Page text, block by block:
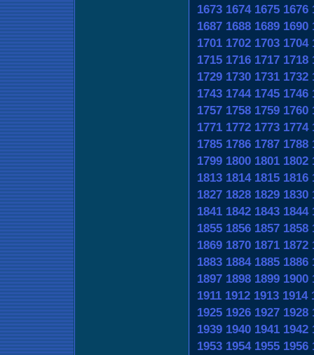
1673 1674 1675 1676
1687 1688 1689 1690
1701 1702 1703 1704
1715 1716 1717 1718
1729 1730 1731 1732
1743 1744 1745 1746
1757 1758 1759 1760
1771 1772 1773 1774
1785 1786 1787 1788
1799 1800 1801 1802
1813 1814 1815 1816
1827 1828 1829 1830
1841 1842 1843 1844
1855 1856 1857 1858
1869 1870 1871 1872
1883 1884 1885 1886
1897 1898 1899 1900
1911 1912 1913 1914
1925 1926 1927 1928
1939 1940 1941 1942
1953 1954 1955 1956